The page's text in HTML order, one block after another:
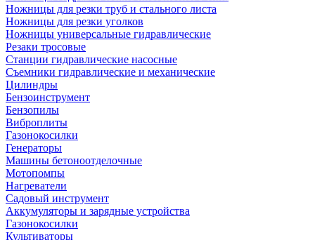
Ножницы для резки труб и стального листа
Ножницы для резки уголков
Ножницы универсальные гидравлические
Резаки тросовые
Станции гидравлические насосные
Съемники гидравлические и механические
Цилиндры
Бензоинструмент
Бензопилы
Виброплиты
Газонокосилки
Генераторы
Машины бетоноотделочные
Мотопомпы
Нагреватели
Садовый инструмент
Аккумуляторы и зарядные устройства
Газонокосилки
Культиваторы